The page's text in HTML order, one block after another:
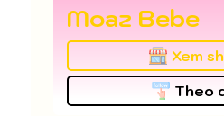
Moaz Bebe
Xem
Theo